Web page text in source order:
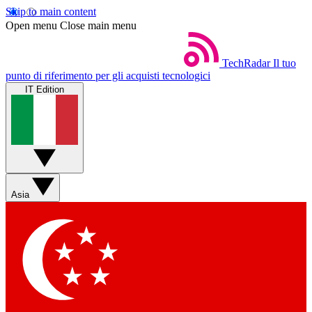
Skip to main content
Open menu Close main menu
TechRadar Il tuo
punto di riferimento per gli acquisti tecnologici
IT Edition
Asia